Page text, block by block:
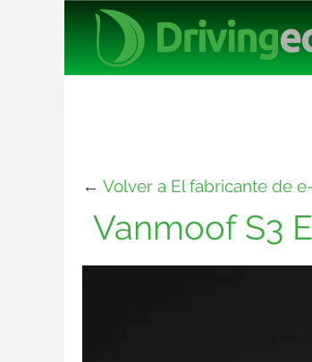
← Volver a El fabricante de
Vanmoof S3